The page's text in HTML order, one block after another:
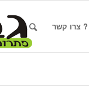
? צרו קשר